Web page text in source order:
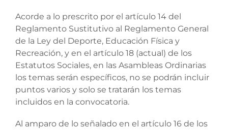
Acorde a lo prescrito por el artículo 14 del
Reglamento Sustitutivo al Reglamento General
de la Ley del Deporte, Educación Física y
Recreación, y en el artículo 18 (actual) de los
Estatutos Sociales, en las Asambleas Ordinarias
los temas serán específicos, no se podrán incluir
puntos varios y solo se tratarán los temas
incluidos en la convocatoria.
Al amparo de lo señalado en el artículo 16 de los